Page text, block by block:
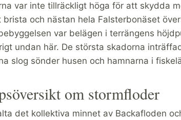
var inte tillräckligt höga för att skydda
och nästan hela Falsterbonäset
var belägen i terrängens
undan här. De största skadorna
slog sönder husen och hamnarna i
om stormfloder
det kollektiva minnet av Backafloden